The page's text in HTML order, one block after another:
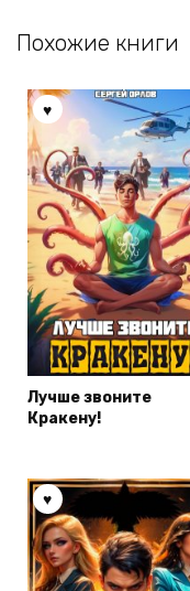
Похожие книги
Лучше звоните
Кракену!